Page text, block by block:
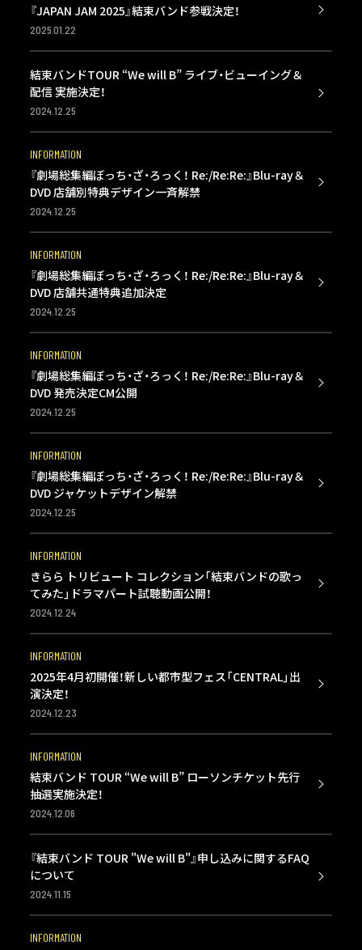
『JAPAN JAM 2025』結束バンド参戦決定！
2025.01.22
結束バンドTOUR “We will B” ライブ・ビューイング＆
配信 実施決定！
2024.12.25
INFORMATION
『劇場総集編ぼっち・ざ・ろっく！ Re:/Re:Re:』Blu-ray＆
DVD 店舗別特典デザイン一斉解禁
2024.12.25
INFORMATION
『劇場総集編ぼっち・ざ・ろっく！ Re:/Re:Re:』Blu-ray＆
DVD 店舗共通特典追加決定
2024.12.25
INFORMATION
『劇場総集編ぼっち・ざ・ろっく！ Re:/Re:Re:』Blu-ray＆
DVD 発売決定CM公開
2024.12.25
INFORMATION
『劇場総集編ぼっち・ざ・ろっく！ Re:/Re:Re:』Blu-ray＆
DVD ジャケットデザイン解禁
2024.12.25
INFORMATION
きらら トリビュート コレクション「結束バンドの歌っ
てみた」ドラマパート試聴動画公開！
2024.12.24
INFORMATION
2025年4月初開催！新しい都市型フェス「CENTRAL」出
演決定！
2024.12.23
INFORMATION
結束バンド TOUR “We will B” ローソンチケット先行
抽選実施決定！
2024.12.06
『結束バンド TOUR "We will B"』申し込みに関するFAQ
について
2024.11.15
INFORMATION